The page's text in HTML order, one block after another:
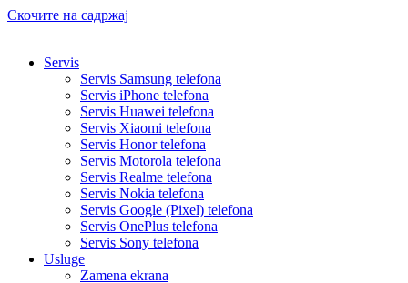
Скочите на садржај
Servis
Servis Samsung telefona
Servis iPhone telefona
Servis Huawei telefona
Servis Xiaomi telefona
Servis Honor telefona
Servis Motorola telefona
Servis Realme telefona
Servis Nokia telefona
Servis Google (Pixel) telefona
Servis OnePlus telefona
Servis Sony telefona
Usluge
Zamena ekrana